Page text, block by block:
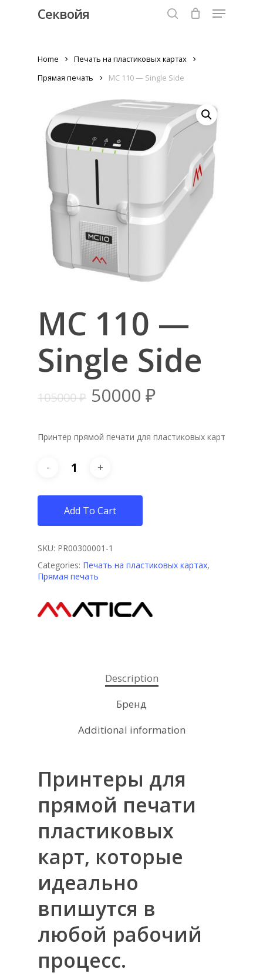
Секвойя Menu
Home
Печать на пластиковых картах
Прямая печать
MC 110 — Single Side
MC 110 —
Single Side
105000₽ 50000 ₽
Принтер прямой печати для пластиковых карт
Add To Cart
SKU: PR00300001-1
Categories: Печать на пластиковых картах,
Прямая печать
Description
Бренд
Additional information
Принтеры для
прямой печати
пластиковых
карт, которые
идеально
впишутся в
любой рабочий
процесс.